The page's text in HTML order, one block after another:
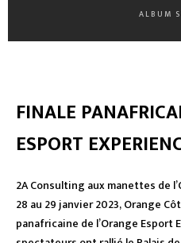
ALBUM
FINALE
ESPORT
2A Consulting aux manettes de
28 au 29 janvier 2023, Orange
panafricaine de l’Orange Esport